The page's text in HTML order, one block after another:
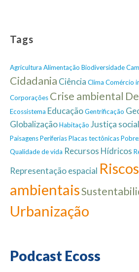
Tags
Agricultura Alimentação Biodiversidade
Cidadania Ciência Clima Comércio
Corporações Crise ambiental
Ecossistema EducaçãoGentrificação
GlobalizaçãoHabitação Justiça social
PaisagensPeriferiasPlacas tectônicas
Qualidade de vida Recursos Hídricos
Representação espacial Riscos
ambientais
Urbanização
Podcast Ecoss